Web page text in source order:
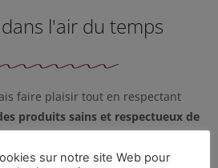
l'air du temps
faire plaisir tout en respectant
produits sains et respectueux de
sur notre site Web pour